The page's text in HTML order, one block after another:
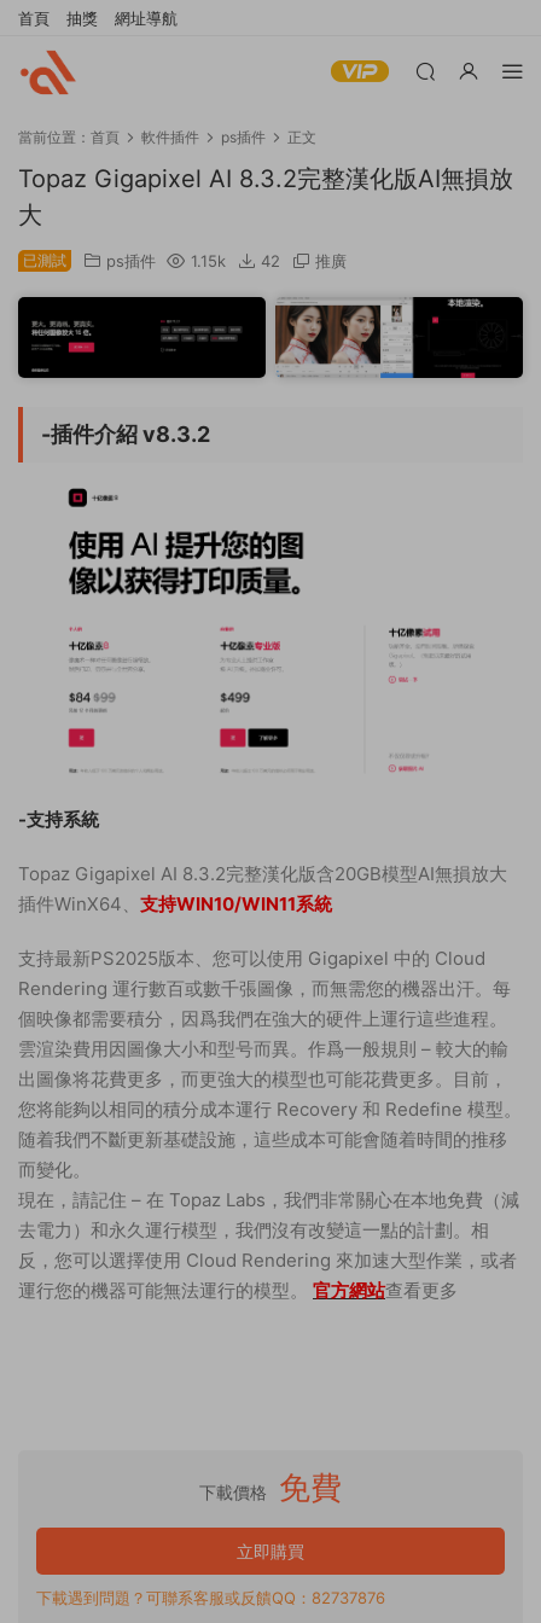
首頁 抽獎 網址導航
當前位置： 首頁 軟件插件 ps插件 正文
Topaz Gigapixel AI 8.3.2完整漢化版AI無損放
大
已測試 ps插件 1.15k 42 推廣
-插件介紹 v8.3.2
-支持系統
Topaz Gigapixel AI 8.3.2完整漢化版含20GB模型AI無損放大
插件WinX64、 支持WIN10/WIN11系統
支持最新PS2025版本、您可以使用 Gigapixel 中的 Cloud
Rendering 運行數百或數千張圖像，而無需您的機器出汗。每
個映像都需要積分，因爲我們在強大的硬件上運行這些進程。
雲渲染費用因圖像大小和型号而異。作爲一般規則 – 較大的輸
出圖像将花費更多，而更強大的模型也可能花費更多。目前，
您将能夠以相同的積分成本運行 Recovery 和 Redefine 模型。
随着我們不斷更新基礎設施，這些成本可能會随着時間的推移
而變化。
現在，請記住 – 在 Topaz Labs，我們非常關心在本地免費（減
去電力）和永久運行模型，我們沒有改變這一點的計劃。相
反，您可以選擇使用 Cloud Rendering 來加速大型作業，或者
運行您的機器可能無法運行的模型。 官方網站查看更多
下載價格 免費
立即購買
下載遇到問題？可聯系客服或反饋QQ：82737876